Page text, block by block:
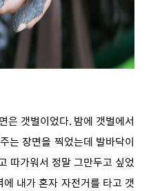
은 갯벌이었다. 밤에 갯벌에서
는 장면을 찍었는데 발바닥이
따가워서 정말 그만두고 싶었
내가 혼자 자전거를 타고 갯